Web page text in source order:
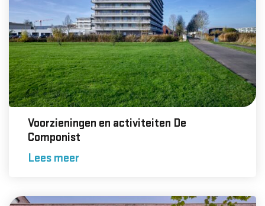
Voorzieningen en activiteiten De
Componist
Lees meer